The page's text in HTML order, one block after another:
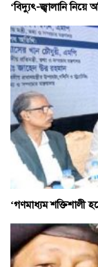
‘বিদ্যুৎ-জ্বালানি নিয়ে
‘গণমাধ্যম শক্তিশালী